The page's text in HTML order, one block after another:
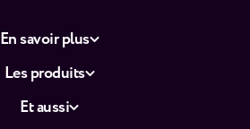
En savoir plus
Les produits
Et aussi